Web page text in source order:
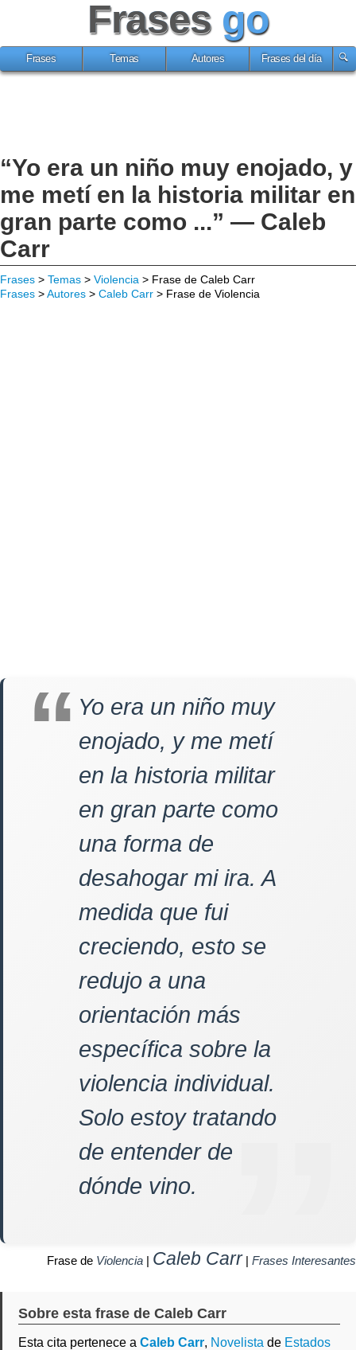
Frases go
Frases Temas Autores Frases del día
“Yo era un niño muy enojado, y
me metí en la historia militar en
gran parte como ...” — Caleb
Carr
Frases > Temas > Violencia > Frase de Caleb Carr
Frases >Autores > Caleb Carr > Frase de Violencia
Yo era un niño muy
enojado, y me metí
en la historia militar
en gran parte como
una forma de
desahogar mi ira. A
medida que fui
creciendo, esto se
redujo a una
orientación más
específica sobre la
violencia individual.
Solo estoy tratando
de entender de
dónde vino.
Frase de Violencia | Caleb Carr| Frases Interesantes
Sobre esta frase de Caleb Carr
Esta cita pertenece a Caleb Carr, Novelista de Estados